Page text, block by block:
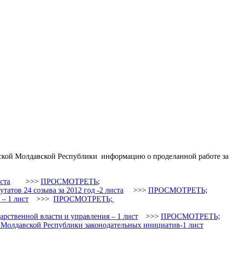
Молдавской Республики информацию о проделанной работе за
>>> ПРОСМОТРЕТЬ;
24 созыва за 2012 год -2 листа >>> ПРОСМОТРЕТЬ;
1 лист >>> ПРОСМОТРЕТЬ;
власти и управления – 1 лист >>> ПРОСМОТРЕТЬ;
Республики законодательных инициатив-1 лист